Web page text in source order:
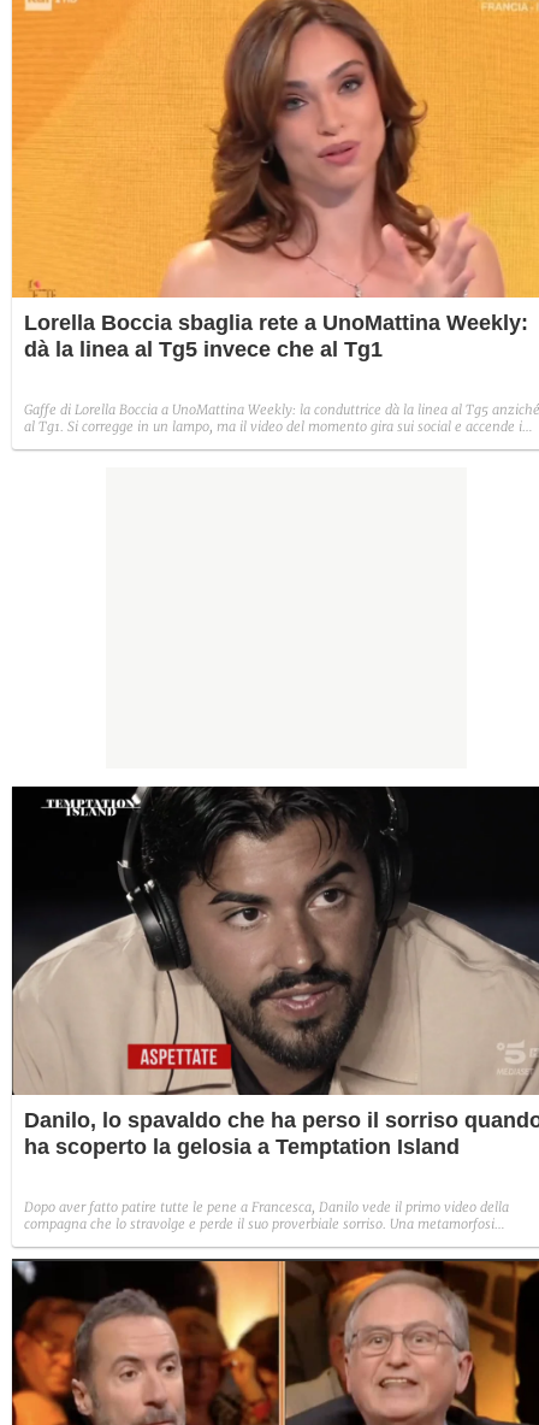
Lorella Boccia sbaglia rete a UnoMattina Weekly:
dà la linea al Tg5 invece che al Tg1
Gaffe di Lorella Boccia a UnoMattina Weekly: la conduttrice dà la linea al Tg5 anziché
al Tg1. Si corregge in un lampo, ma il video del momento gira sui social e accende i
Danilo, lo spavaldo che ha perso il sorriso
ha scoperto la gelosia a Temptation Island
Dopo aver fatto patire tutte le pene a Francesca, Danilo vede il primo video della
compagna che lo stravolge e perde il suo proverbiale sorriso. Una metamorfosi